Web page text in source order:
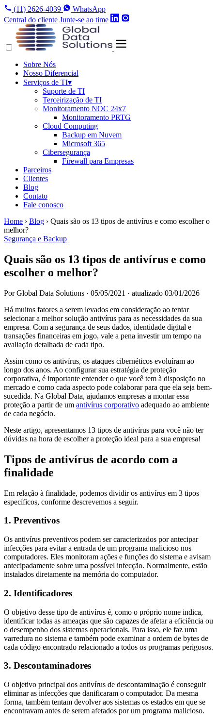
(11) 2626-4039
WhatsApp
Central do cliente Junte-se ao time
Sobre Nós
Nosso Diferencial
Serviços de TI▾
Suporte de TI
Terceirização de TI
Monitoramento NOC 24x7
Monitoramento PRTG
Cloud Computing
Backup em Nuvem
Microsoft 365
Cibersegurança
Firewall para Empresas
Parceiros
Clientes
Blog
Contato
Fale conosco
Home › Blog › Quais são os 13 tipos de antivírus e como escolher o
melhor?
Segurança e Backup
Quais são os 13 tipos de antivírus e como
escolher o melhor?
Por Global Data Solutions · 05/05/2021 · atualizado 03/01/2026
Há muitos fatores a serem levados em consideração ao tentar
selecionar a melhor solução antivírus para as necessidades da sua
empresa. Com a segurança de seus dados, identidade digital e
transações financeiras em jogo, vale a pena investir um tempo na
avaliação detalhada de cada tipo.
Assim como os antivírus, os ataques cibernéticos evoluíram ao
longo dos anos. Ao configurar sua estratégia de proteção
corporativa, é importante entender o que você tem à disposição no
mercado e como cada aspecto pode colaborar para que ela seja bem-
sucedida. Na Global Data, ajudamos empresas a montar essa
proteção a partir de um antivírus corporativo adequado ao ambiente
de cada negócio.
Neste artigo, apresentamos 13 tipos de antivírus para você não ter
dúvidas na hora de escolher a proteção ideal para a sua empresa!
Tipos de antivírus de acordo com a
finalidade
Em relação à finalidade, podemos dividir os antivírus em 3 tipos
específicos, conforme descrevemos a seguir.
1. Preventivos
Os antivírus preventivos podem ser caracterizados por antecipar
infecções para evitar a entrada de um programa malicioso nos
computadores. Eles monitoram ações e funções do sistema e avisam
antecipadamente sobre uma possível infecção. Normalmente, estão
instalados diretamente na memória do computador.
2. Identificadores
O objetivo desse tipo de antivírus é, como o próprio nome indica,
identificar todas as ameaças que são capazes de afetar a eficiência ou
o desempenho dos sistemas operacionais. Para isso, ele faz uma
varredura no sistema e também pode examinar a ordem de bytes de
cada código encontrado relacionado a todos os programas perigosos.
3. Descontaminadores
O objetivo principal dos antivírus de descontaminação é conseguir
eliminar as infecções que danificaram o computador. Da mesma
forma, também tentam devolver aos sistemas os estados em que se
encontravam antes de serem afetados por um programa malicioso.